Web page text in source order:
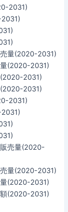
2031)
量(2020-2031)
(2020-2031)
(2020-2031)
(2020-2031)
2031)
売量(2020-
量(2020-2031)
(2020-2031)
(2020-2031)